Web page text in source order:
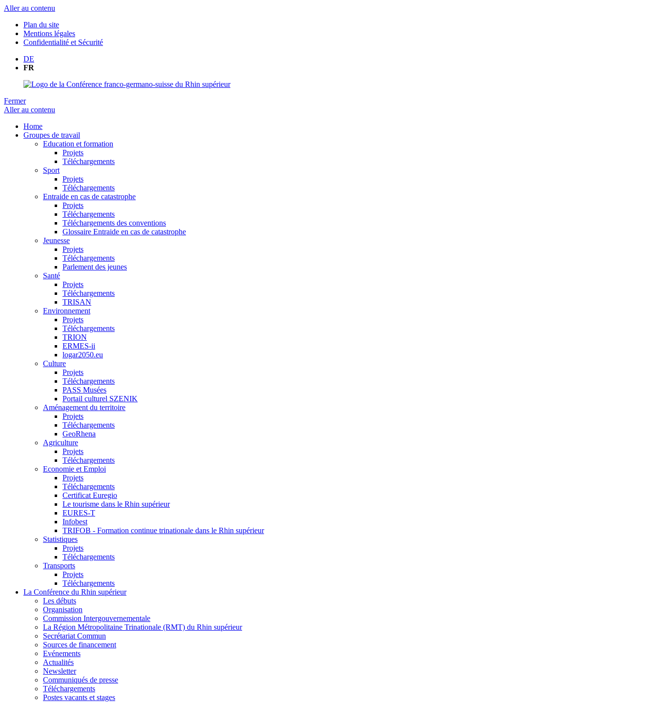
Aller au contenu
Plan du site
Mentions légales
Confidentialité et Sécurité
DE
FR
Fermer
Aller au contenu
Home
Groupes de travail
Education et formation
Projets
Téléchargements
Sport
Projets
Téléchargements
Entraide en cas de catastrophe
Projets
Téléchargements
Téléchargements des conventions
Glossaire Entraide en cas de catastrophe
Jeunesse
Projets
Téléchargements
Parlement des jeunes
Santé
Projets
Téléchargements
TRISAN
Environnement
Projets
Téléchargements
TRION
ERMES-ii
logar2050.eu
Culture
Projets
Téléchargements
PASS Musées
Portail culturel SZENIK
Aménagement du territoire
Projets
Téléchargements
GeoRhena
Agriculture
Projets
Téléchargements
Economie et Emploi
Projets
Téléchargements
Certificat Euregio
Le tourisme dans le Rhin supérieur
EURES-T
Infobest
TRIFOB - Formation continue trinationale dans le Rhin supérieur
Statistiques
Projets
Téléchargements
Transports
Projets
Téléchargements
La Conférence du Rhin supérieur
Les débuts
Organisation
Commission Intergouvernementale
La Région Métropolitaine Trinationale (RMT) du Rhin supérieur
Secrétariat Commun
Sources de financement
Evénements
Actualités
Newsletter
Communiqués de presse
Téléchargements
Postes vacants et stages